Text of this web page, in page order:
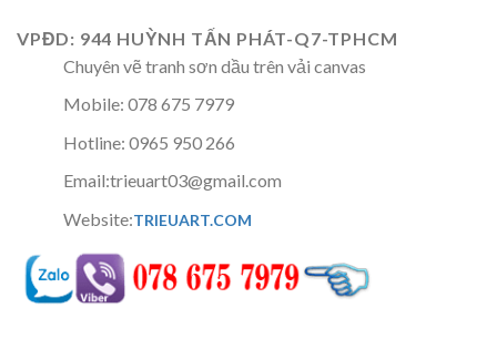
VPĐD: 944 HUỲNH TẤN PHÁT-Q7-TPHCM
Chuyên vẽ tranh sơn dầu trên vải canvas
Mobile: 078 675 7979
Hotline: 0965 950 266
Email:trieuart03@gmail.com
Website:TRIEUART.COM